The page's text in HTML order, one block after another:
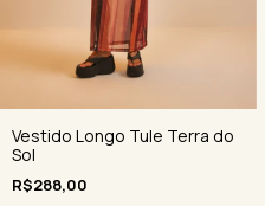
Vestido Longo Tule Terra do
Sol
R$288,00